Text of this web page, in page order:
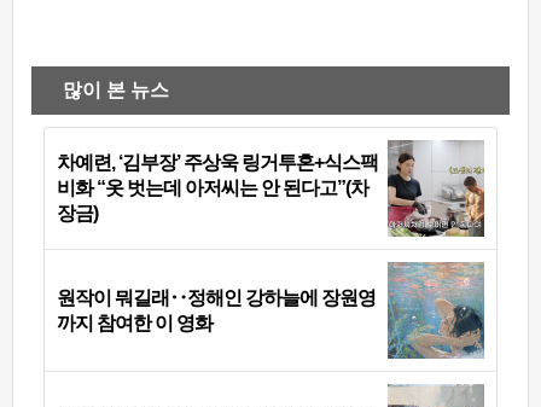
많이 본 뉴스
차예련, ‘김부장’ 주상욱 링거투혼+식스팩
비화 “옷 벗는데 아저씨는 안 된다고”(차
장금)
원작이 뭐길래‥정해인 강하늘에 장원영
까지 참여한 이 영화